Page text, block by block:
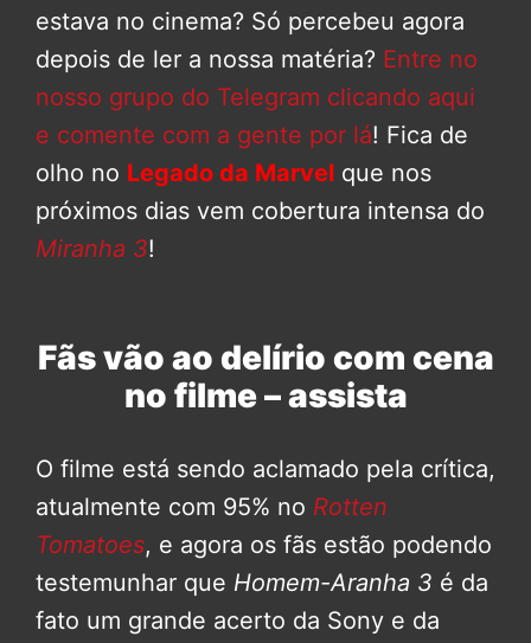
estava no cinema? Só percebeu agora
depois de ler a nossa matéria? Entre no
nosso grupo do Telegram clicando aqui
e comente com a gente por lá! Fica de
olho no Legado da Marvel que nos
próximos dias vem cobertura intensa do
Miranha 3!
Fãs vão ao delírio com cena
no filme – assista
O filme está sendo aclamado pela crítica,
atualmente com 95% no Rotten
Tomatoes, e agora os fãs estão podendo
testemunhar que Homem-Aranha 3 é da
fato um grande acerto da Sony e da